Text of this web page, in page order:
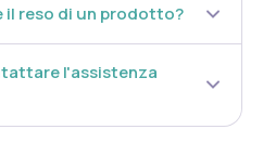
al riparo dalla luce e da fonti di calore
al riparo dall’umidità.
reso di un prodotto?
l'assistenza